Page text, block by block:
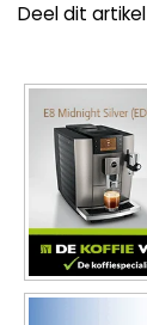
Deel dit artikel